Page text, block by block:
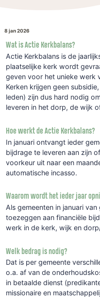
8 jan 2026
Wat is Actie Kerkbalans?
Actie Kerkbalans is de
plaatselijke kerk wordt
geven voor het unieke werk
Kerken krijgen geen
leden) zijn dus hard nodig
leveren in het dorp, de wijk
Hoe werkt de Actie Kerkbalans?
In januari ontvangt ieder
bijdrage te leveren aan zijn
voorkeur uit naar een
automatische incasso.
Waarom wordt het ieder jaar
Als gemeenten in januari
toezeggen aan financiële
werk in de kerk, wijk en
Welk bedrag is nodig?
Dat is per gemeente
o.a. af van de
in betaalde dienst
missionaire en